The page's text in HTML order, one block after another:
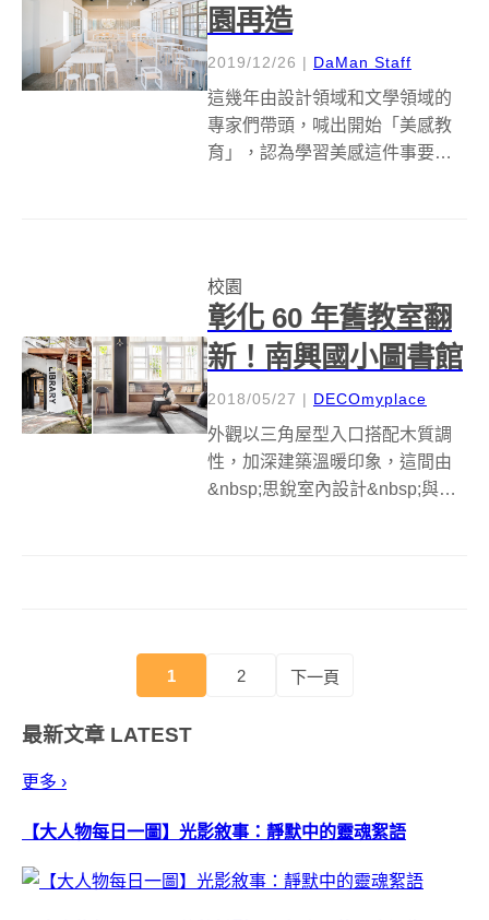
園再造
2019/12/26 | DaMan Staff
這幾年由設計領域和文學領域的
專家們帶頭，喊出開始「美感教
育」，認為學習美感這件事要從
物。美的教育很簡單，就從除了
家以外的的第二個...
校園
彰化 60 年舊教室翻
新！南興國小圖書館
2018/05/27 | DECOmyplace
外觀以三角屋型入口搭配木質調
性，加深建築溫暖印象，這間由
&nbsp;思銳室內設計&nbsp;與
1 2 下一頁
最新文章 LATEST
更多 ›
【大人物每日一圖】光影敘事：靜默中的靈魂絮語